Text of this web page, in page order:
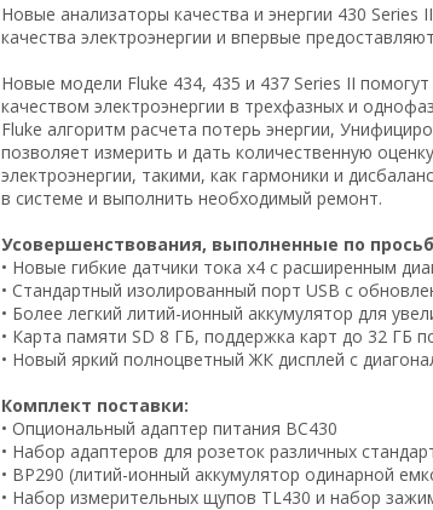
Новые анализаторы качества и энергии 430
качества электроэнергии и впервые
Новые модели Fluke 434, 435 и 437 Series II
качеством электроэнергии в трехфазных и
Fluke алгоритм расчета потерь энергии,
позволяет измерить и дать количественную
электроэнергии, такими, как гармоники и
в системе и выполнить необходимый ремонт.
Усовершенствования, выполненные по
• Новые гибкие датчики тока x4 с расширенным
• Стандартный изолированный порт USB с
• Более легкий литий-ионный аккумулятор для
• Карта памяти SD 8 ГБ, поддержка карт до 32 ГБ
• Новый яркий полноцветный ЖК дисплей с
Комплект поставки:
• Опциональный адаптер питания BC430
• Набор адаптеров для розеток различных
• BP290 (литий-ионный аккумулятор одинарной
• Набор измерительных щупов TL430 и набор